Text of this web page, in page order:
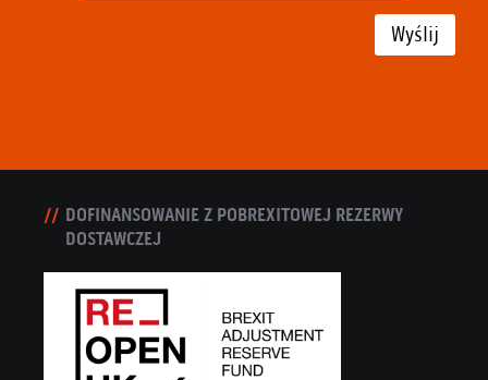
Wyślij
DOFINANSOWANIE Z POBREXITOWEJ REZERWY
DOSTAWCZEJ